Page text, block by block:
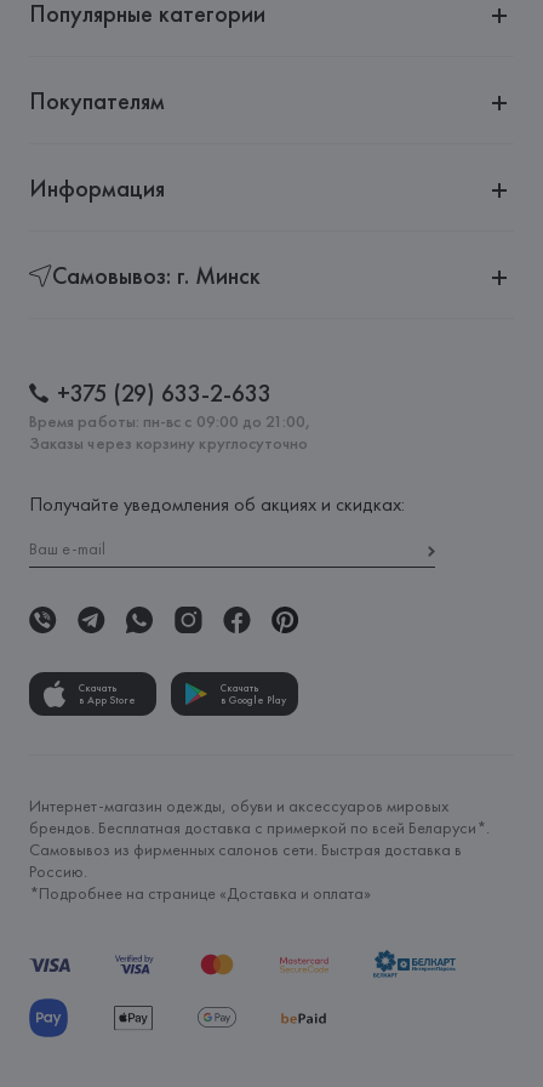
Популярные категории
Покупателям
Информация
Самовывоз: г. Минск
+375 (29) 633-2-633
Время работы: пн-вс с 09:00 до 21:00,
Заказы через корзину круглосуточно
Получайте уведомления об акциях и скидках:
Скачать
в App Store
Скачать
в Google Play
Интернет-магазин одежды, обуви и аксессуаров мировых
брендов. Бесплатная доставка с примеркой по всей Беларуси*.
Самовывоз из фирменных салонов сети. Быстрая доставка в
Россию.
*Подробнее на странице «Доставка и оплата»